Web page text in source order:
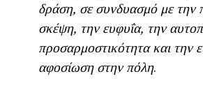
δράση, σε συνδυασμό με την
σκέψη, την ευφυΐα, την
προσαρμοστικότητα και την
αφοσίωση στην πόλη.